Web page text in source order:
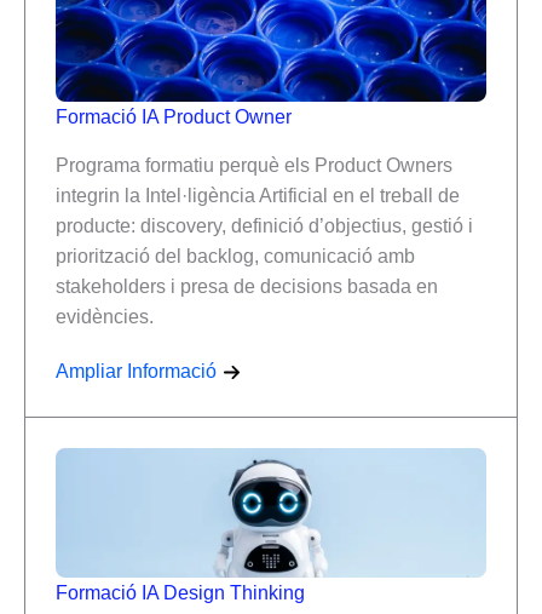
Formació IA Product Owner
Programa formatiu perquè els Product Owners
integrin la Intel·ligència Artificial en el treball de
producte: discovery, definició d’objectius, gestió i
priorització del backlog, comunicació amb
stakeholders i presa de decisions basada en
evidències.
Ampliar Informació
Formació IA Design Thinking